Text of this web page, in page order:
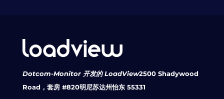
Dotcom-Monitor 开发的 LoadView2500 Shadywood
Road，套房 #820明尼苏达州怡东 55331